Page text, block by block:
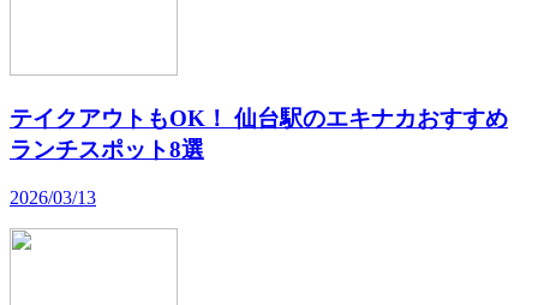
テイクアウトもOK！ 仙台駅のエキナカおすすめ
ランチスポット8選
2026/03/13